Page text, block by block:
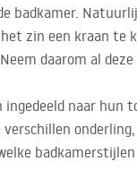
badkamer.
zin een kraan te
daarom al
naar hun
verschillen
badkamerstijlen